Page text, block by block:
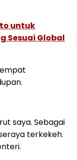
untuk
Sesuai Global
saya. Sebagai
terkekeh.